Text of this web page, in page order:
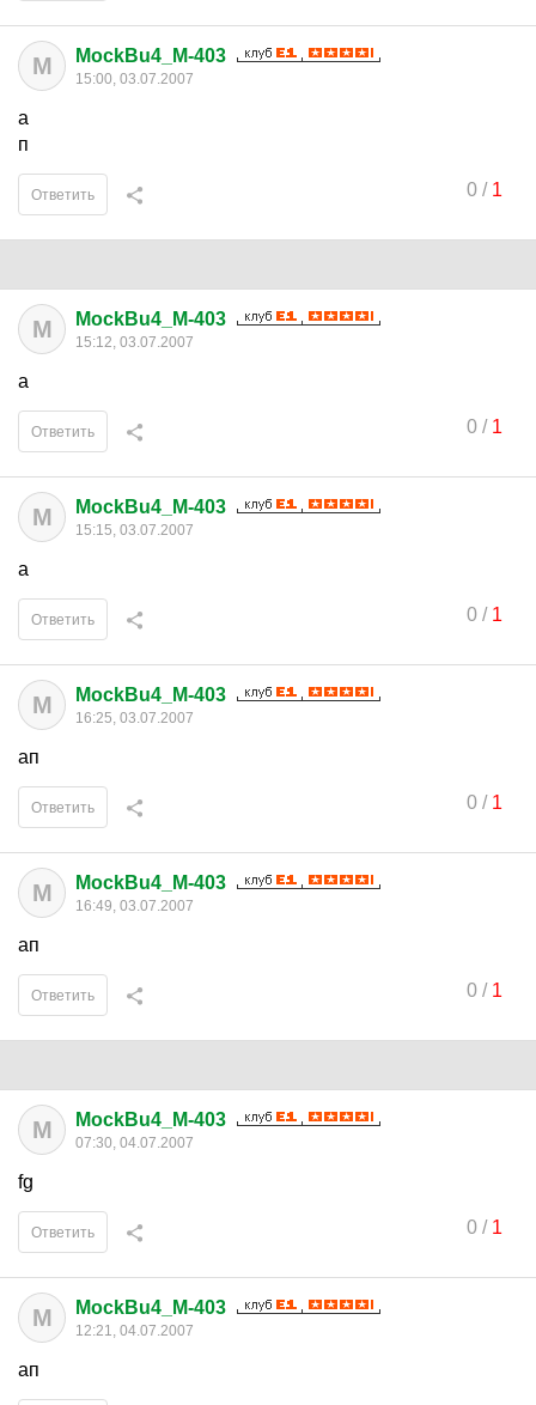
M MockBu4_M-403
15:00, 03.07.2007
а
п
0/ 1
Ответить
M MockBu4_M-403
15:12, 03.07.2007
а
0/ 1
Ответить
M MockBu4_M-403
15:15, 03.07.2007
а
0/ 1
Ответить
M MockBu4_M-403
16:25, 03.07.2007
ап
0/ 1
Ответить
M MockBu4_M-403
16:49, 03.07.2007
ап
0/ 1
Ответить
M MockBu4_M-403
07:30, 04.07.2007
fg
0/ 1
Ответить
M MockBu4_M-403
12:21, 04.07.2007
ап